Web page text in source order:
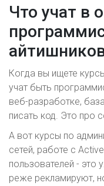
Что учат в
Когда вы ищете
учат быть
веб-разработке,
писать код. Это про
А вот курсы по
сетей, работе с
пользователей - это
реже рекламируют,